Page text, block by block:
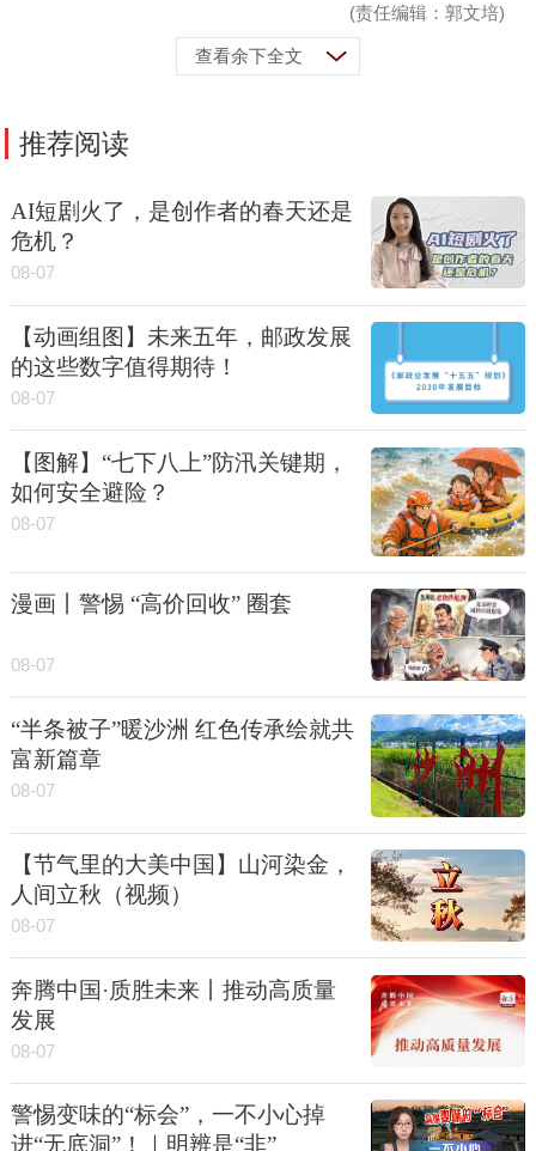
(责任编辑：郭文培)
查看余下全文
推荐阅读
AI短剧火了，是创作者的春天还是
危机？
08-07
【动画组图】未来五年，邮政发展
的这些数字值得期待！
08-07
【图解】“七下八上”防汛关键期，
如何安全避险？
08-07
漫画丨警惕 “高价回收” 圈套
08-07
“半条被子”暖沙洲 红色传承绘就共
富新篇章
08-07
【节气里的大美中国】山河染金，
人间立秋（视频）
08-07
奔腾中国·质胜未来丨推动高质量
发展
08-07
警惕变味的“标会”，一不小心掉
进“无底洞”！｜明辨是“非”